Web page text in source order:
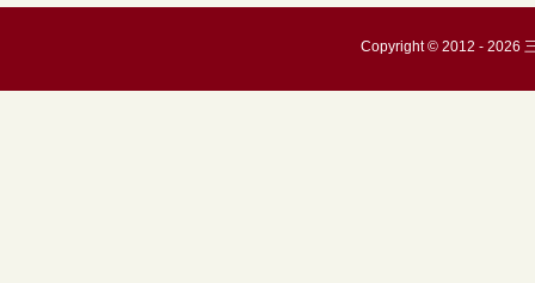
Copyright © 2012 - 2026